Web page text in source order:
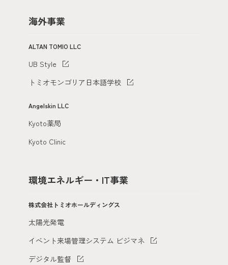
海外事業
ALTAN TOMIO LLC
UB Style
トミオモンゴリア日本語学校
Angelskin LLC
Kyoto薬局
Kyoto Clinic
環境エネルギー・IT事業
株式会社トミオホールディングス
太陽光発電
イベント来場管理システム ビジマネ
デジタル監督